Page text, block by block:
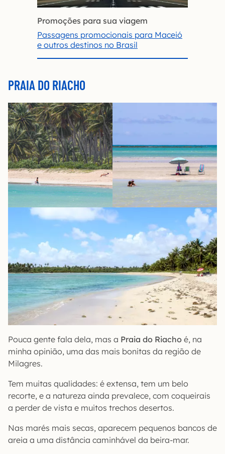
Promoções para sua viagem
Passagens promocionais para Maceió
e outros destinos no Brasil
PRAIA DO RIACHO
Pouca gente fala dela, mas a Praia do Riacho é, na
minha opinião, uma das mais bonitas da região de
Milagres.
Tem muitas qualidades: é extensa, tem um belo
recorte, e a natureza ainda prevalece, com coqueirais
a perder de vista e muitos trechos desertos.
Nas marés mais secas, aparecem pequenos bancos de
areia a uma distância caminhável da beira-mar.